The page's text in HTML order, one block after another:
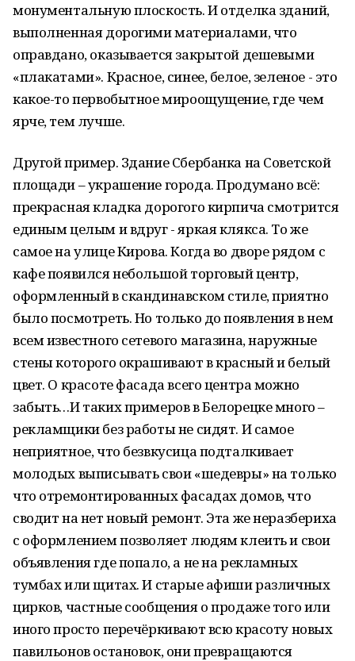
монументальную плоскость. И отделка зданий,
выполненная дорогими материалами, что
оправдано, оказывается закрытой дешевыми
«плакатами». Красное, синее, белое, зеленое - это
какое-то первобытное мироощущение, где чем
ярче, тем лучше.
Другой пример. Здание Сбербанка на Советской
площади – украшение города. Продумано всё:
прекрасная кладка дорогого кирпича смотрится
единым целым и вдруг - яркая клякса. То же
самое на улице Кирова. Когда во дворе рядом с
кафе появился небольшой торговый центр,
оформленный в скандинавском стиле, приятно
было посмотреть. Но только до появления в нем
всем известного сетевого магазина, наружные
стены которого окрашивают в красный и белый
цвет. О красоте фасада всего центра можно
забыть…И таких примеров в Белорецке много –
рекламщики без работы не сидят. И самое
неприятное, что безвкусица подталкивает
молодых выписывать свои «шедевры» на только
что отремонтированных фасадах домов, что
сводит на нет новый ремонт. Эта же неразбериха
с оформлением позволяет людям клеить и свои
объявления где попало, а не на рекламных
тумбах или щитах. И старые афиши различных
цирков, частные сообщения о продаже того или
иного просто перечёркивают всю красоту новых
павильонов остановок, они превращаются